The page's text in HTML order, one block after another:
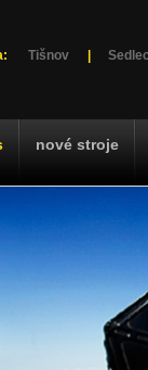
Tišnov
nové stroje